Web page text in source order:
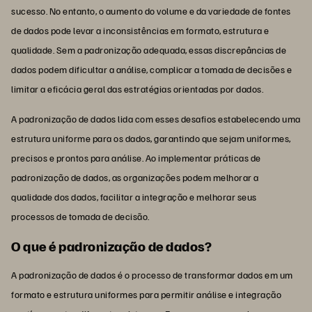
sucesso. No entanto, o aumento do volume e da variedade de fontes
de dados pode levar a inconsistências em formato, estrutura e
qualidade. Sem a padronização adequada, essas discrepâncias de
dados podem dificultar a análise, complicar a tomada de decisões e
limitar a eficácia geral das estratégias orientadas por dados.
A padronização de dados lida com esses desafios estabelecendo uma
estrutura uniforme para os dados, garantindo que sejam uniformes,
precisos e prontos para análise. Ao implementar práticas de
padronização de dados, as organizações podem melhorar a
qualidade dos dados, facilitar a integração e melhorar seus
processos de tomada de decisão.
O que é padronização de dados?
A padronização de dados é o processo de transformar dados em um
formato e estrutura uniformes para permitir análise e integração